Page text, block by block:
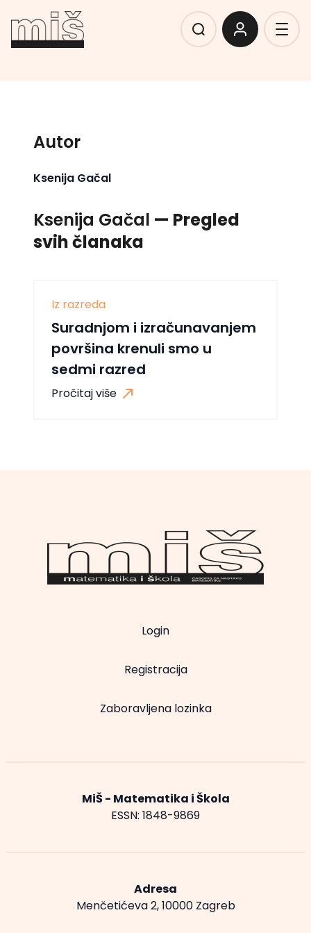
Autor
Ksenija Gačal
Ksenija Gačal — Pregled
svih članaka
Iz razreda
Suradnjom i izračunavanjem
površina krenuli smo u
sedmi razred
Pročitaj više
Login
Registracija
Zaboravljena lozinka
MiŠ - Matematika i Škola
ESSN: 1848-9869
Adresa
Menčetićeva 2, 10000 Zagreb